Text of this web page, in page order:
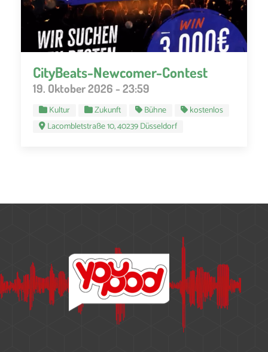
CityBeats-Newcomer-Contest
19. Oktober 2026 - 23:59
Kultur Zukunft Bühne
kostenlos
Lacombletstraße 10, 40239 Düsseldorf